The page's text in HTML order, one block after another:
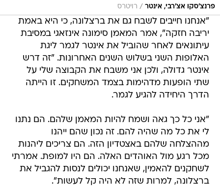
פרנצ'סקו אצ'רבי, אינטר / רויטרס
"אנחנו חייבים לשבח גם את ברצלונה, כי היא באמת
יריבה חזקה", אמר המאמן סימונה אינזאגי במסיבת
עיתונאים לאחר שהוביל את אינטר לגמר ליגת
האלופות השני בשלוש השנים האחרונות. "זה דרש
אינטר גדולה, ולכן אני משבח את הקבוצה שלי על
שתי הופעות מדהימות בצמד המשחקים. זו הייתה
הדרך היחידה להגיע לגמר.
"אני כל כך גאה ושמח להיות המאמן שלהם. הם נתנו
לי את כל מה שהיה להם. זה נכון שהם ייהנו
מההצלחה שלהם באצטדיון הזה. הם צריכים ליהנות
מכל רגע מול האוהדים האלה. הם היו למופת. אמרתי
לשחקנים להאמין, שאנחנו יכולים לנסות להגביל את
ברצלונה, למרות שזה לא היה קל לעשות".